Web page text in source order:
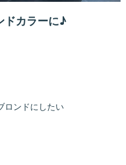
ドカラーに♪
ロンドにしたい